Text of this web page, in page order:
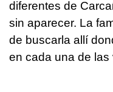
diferentes de
sin aparecer. La
de buscarla allí
en cada una de